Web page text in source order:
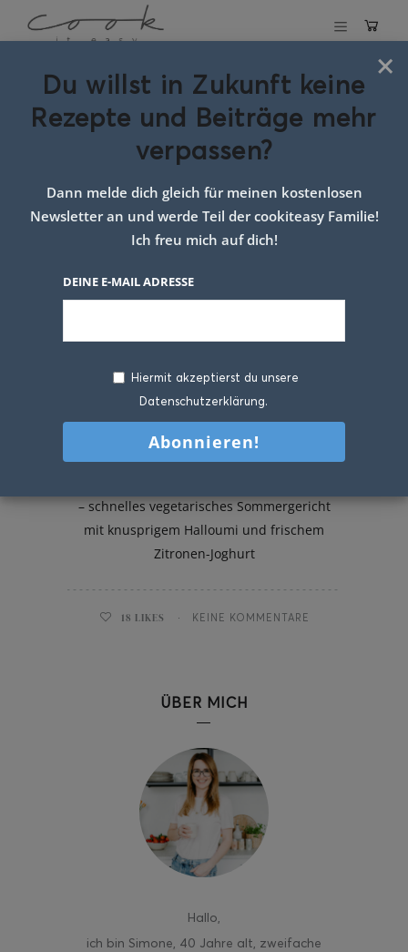
Schlagwort:gyros
vegetarisch
Halloumi Gyros
– schnelles vegetarisches Sommergericht
mit knusprigem Halloumi und frischem
Zitronen-Joghurt
18 LIKES KEINE KOMMENTARE
ÜBER MICH
Hallo,
ich bin Simone, 40 Jahre alt, zweifache
×
Du willst in Zukunft keine
Rezepte und Beiträge mehr
verpassen?
Dann melde dich gleich für meinen kostenlosen
Newsletter an und werde Teil der cookiteasy Familie!
Ich freu mich auf dich!
DEINE E-MAIL ADRESSE
Hiermit akzeptierst du unsere
Datenschutzerklärung.